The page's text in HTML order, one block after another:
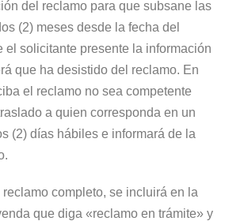
del reclamo para que subsane las
(2) meses desde la fecha del
el solicitante presente la información
que ha desistido del reclamo. En
el reclamo no sea competente
a quien corresponda en un
(2) días hábiles e informará de la
completo, se incluirá en la
que diga «reclamo en trámite» y